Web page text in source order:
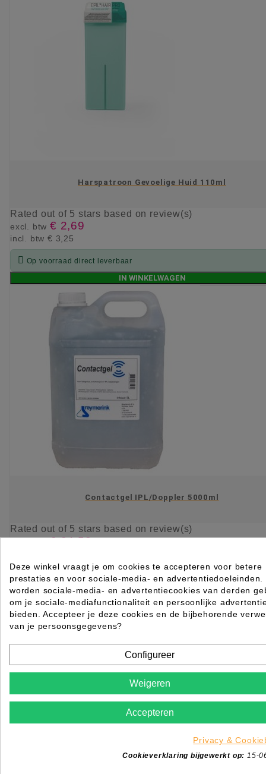
Harspatroon Gevoelige Huid 110ml
Rated out of 5 stars based on review(s)
excl. btw € 2,69
incl. btw € 3,25
 Op voorraad direct leverbaar
IN WINKELWAGEN
Contactgel IPL/Doppler 5000ml
Rated out of 5 stars based on review(s)
€ 34,52
 Beperkt op voorraad
IN WINKELWAGEN
Deze winkel vraagt je om cookies te accepteren voor betere
prestaties en voor sociale-media- en advertentiedoeleinden.
worden sociale-media- en advertentiecookies van derden
om je sociale-mediafunctionaliteit en persoonlijke
bieden. Accepteer je deze cookies en de bijbehorende
van je persoonsgegevens?
Configureer
Weigeren
Accepteren
Privacy &
Cookieverklaring bijgewerkt op: 15-